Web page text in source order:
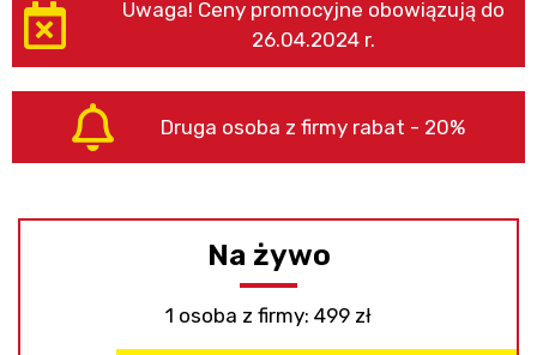
Uwaga! Ceny promocyjne obowiązują do
26.04.2024 r.
Druga osoba z firmy rabat - 20%
Na żywo
1 osoba z firmy: 499 zł